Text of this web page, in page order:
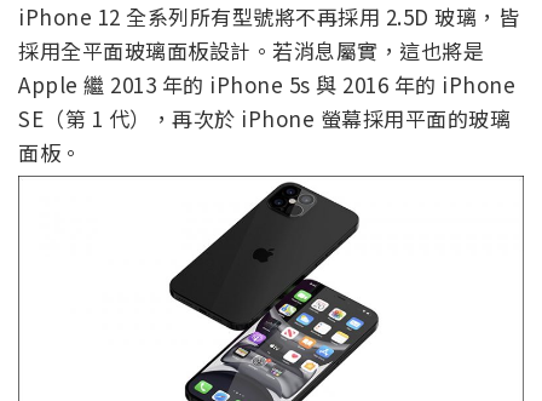
iPhone 12 全系列所有型號將不再採用 2.5D 玻璃，皆
採用全平面玻璃面板設計。若消息屬實，這也將是
Apple 繼 2013 年的 iPhone 5s 與 2016 年的 iPhone
SE（第 1 代），再次於 iPhone 螢幕採用平面的玻璃
面板。